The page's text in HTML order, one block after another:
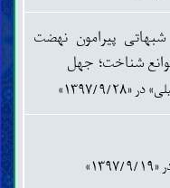
پیرامون نهضت
۹/۲۸»